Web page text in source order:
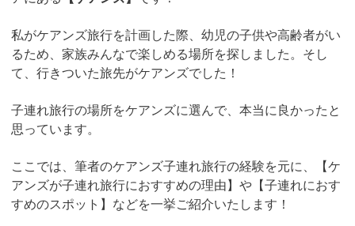
私がケアンズ旅行を計画した際、幼児の子供や高齢者がい
るため、家族みんなで楽しめる場所を探しました。そし
て、行きついた旅先がケアンズでした！
子連れ旅行の場所をケアンズに選んで、本当に良かったと
思っています。
ここでは、筆者のケアンズ子連れ旅行の経験を元に、【ケ
アンズが子連れ旅行におすすめの理由】や【子連れにおす
すめのスポット】などを一挙ご紹介いたします！